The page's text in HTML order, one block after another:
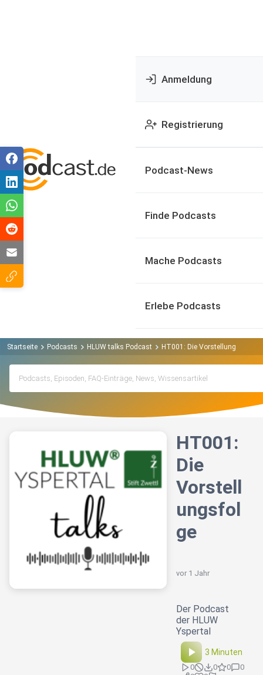
Anmeldung
Registrierung
Podcast-News
Finde Podcasts
Mache Podcasts
Erlebe Podcasts
Startseite Podcasts HLUW talks Podcast HT001: Die Vorstellungsfolge
HT001:
Die
Vorstell
ungsfol
ge
vor 1 Jahr
Der Podcast
der HLUW
Yspertal
3 Minuten
0 0 0
0